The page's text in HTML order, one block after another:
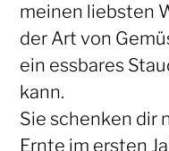
meinen liebsten
der Art von
ein essbares
kann.
Sie schenken dir
Ernte im ersten